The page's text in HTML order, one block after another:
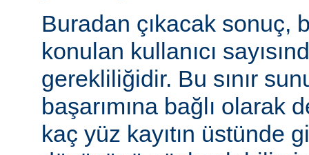
Buradan çıkacak sonuç,
konulan kullanıcı
gerekliliğidir. Bu sınır
başarımına bağlı olarak
kaç yüz kayıtın üstünde